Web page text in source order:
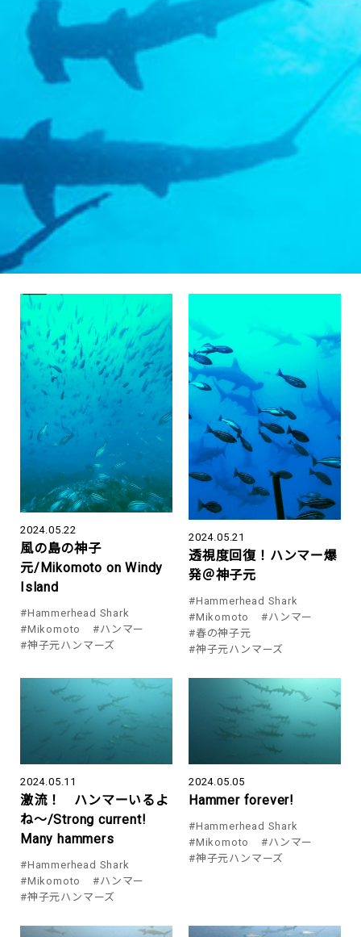
2024.05.22
風の島の神子
元/Mikomoto on Windy
Island
#Hammerhead Shark
#Mikomoto
#ハンマー
#神子元ハンマーズ
2024.05.21
透視度回復！ハンマー爆
発＠神子元
#Hammerhead Shark
#Mikomoto
#ハンマー
#春の神子元
#神子元ハンマーズ
2024.05.11
激流！ ハンマーいるよ
ね～/Strong current!
Many hammers
#Hammerhead Shark
#Mikomoto
#ハンマー
#神子元ハンマーズ
2024.05.05
Hammer forever!
#Hammerhead Shark
#Mikomoto
#ハンマー
#神子元ハンマーズ